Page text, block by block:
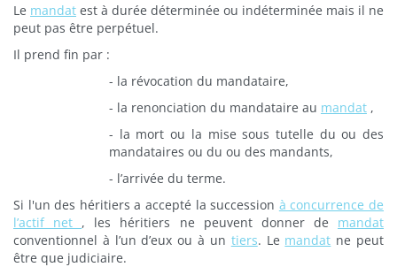
Le mandat est à durée déterminée ou indéterminée mais il ne
peut pas être perpétuel.
Il prend fin par :
- la révocation du mandataire,
- la renonciation du mandataire au mandat ,
- la mort ou la mise sous tutelle du ou des
mandataires ou du ou des mandants,
- l’arrivée du terme.
Si l'un des héritiers a accepté la succession à concurrence de
l’actif net , les héritiers ne peuvent donner de mandat
conventionnel à l’un d’eux ou à un tiers. Le mandat ne peut
être que judiciaire.